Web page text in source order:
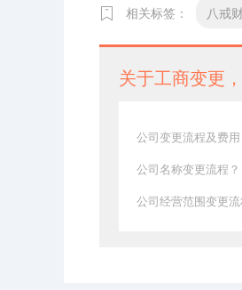
相关标签： 八戒
关于工商变更
公司变更流程及费用
公司名称变更流程？
公司经营范围变更流